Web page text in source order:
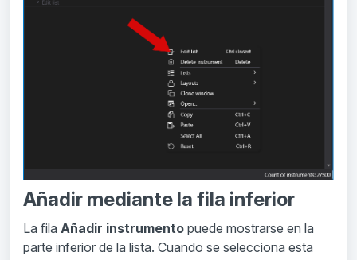
Añadir mediante la fila inferior
La fila Añadir instrumento puede mostrarse en la
parte inferior de la lista. Cuando se selecciona esta